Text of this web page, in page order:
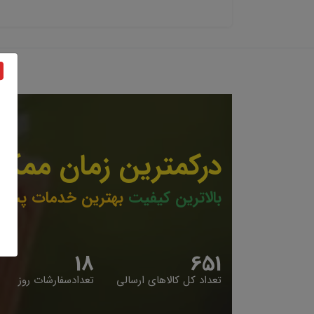
درکمترین زمان
بالاترین کیفیت بهترین خدمات
653
تعداد کل کالاهای ارسالی 19
تعدادسفارشات روز